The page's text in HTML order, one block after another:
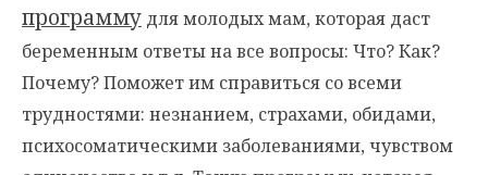
программу для молодых мам, которая даст
беременным ответы на все вопросы: Что? Как?
Почему? Поможет им справиться со всеми
трудностями: незнанием, страхами, обидами,
психосоматическими заболеваниями, чувством